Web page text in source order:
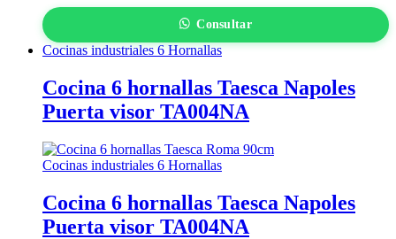
Consultar
Cocinas industriales 6 Hornallas
Cocina 6 hornallas Taesca Napoles
Puerta visor TA004NA
Cocinas industriales 6 Hornallas
Cocina 6 hornallas Taesca Napoles
Puerta visor TA004NA